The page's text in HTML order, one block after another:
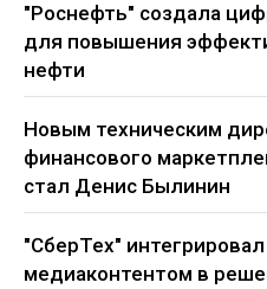
"Роснефть" создала
для повышения
нефти
Новым техническим
финансового
стал Денис Былинин
"СберТех"
медиаконтентом в